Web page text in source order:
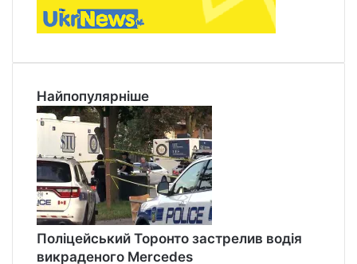
Найпопулярніше
Поліцейський Торонто застрелив водія
викраденого Mercedes